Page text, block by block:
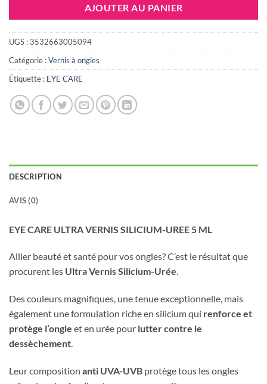
AJOUTER AU PANIER
UGS :3532663005094
Catégorie :Vernis à ongles
Étiquette : EYE CARE
DESCRIPTION
AVIS (0)
EYE CARE ULTRA VERNIS SILICIUM-UREE 5 ML
Allier beauté et santé pour vos ongles? C’est le résultat que
procurent les Ultra Vernis Silicium-Urée.
Des couleurs magnifiques, une tenue exceptionnelle, mais
également une formulation riche en silicium qui renforce et
protège l’ongle et en urée pour lutter contre le
dessèchement.
Leur composition anti UVA-UVB protège tous les ongles